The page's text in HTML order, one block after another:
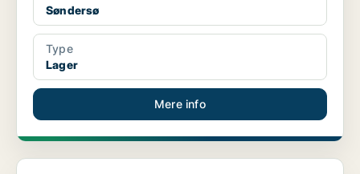
Søndersø
Type
Lager
Mere info
Værksted i Odense SØ